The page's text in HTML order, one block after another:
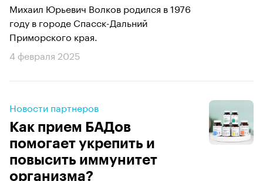
Михаил Юрьевич Волков родился в 1976
году в городе Спасск-Дальний
Приморского края.
4 февраля 2025
Новости партнеров
Как прием БАДов
помогает укрепить и
повысить иммунитет
организма?